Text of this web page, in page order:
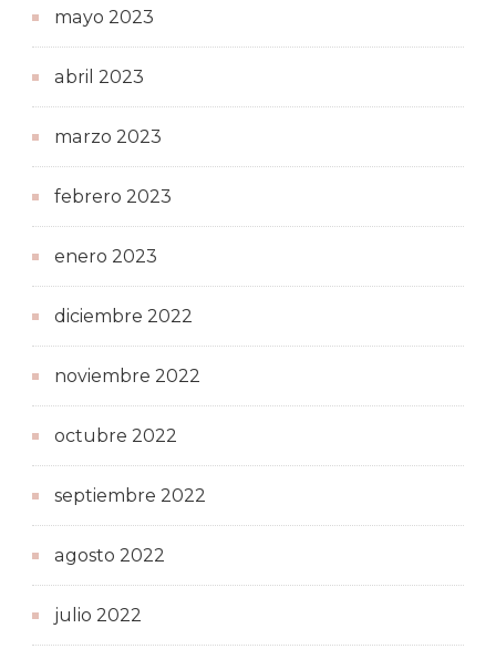
mayo 2023
abril 2023
marzo 2023
febrero 2023
enero 2023
diciembre 2022
noviembre 2022
octubre 2022
septiembre 2022
agosto 2022
julio 2022